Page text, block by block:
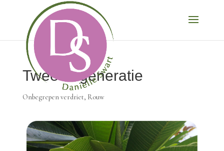
Tweede generatie
Onbegrepen verdriet, Rouw